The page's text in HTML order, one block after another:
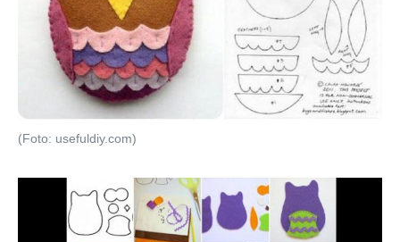
(Foto: usefuldiy.com)